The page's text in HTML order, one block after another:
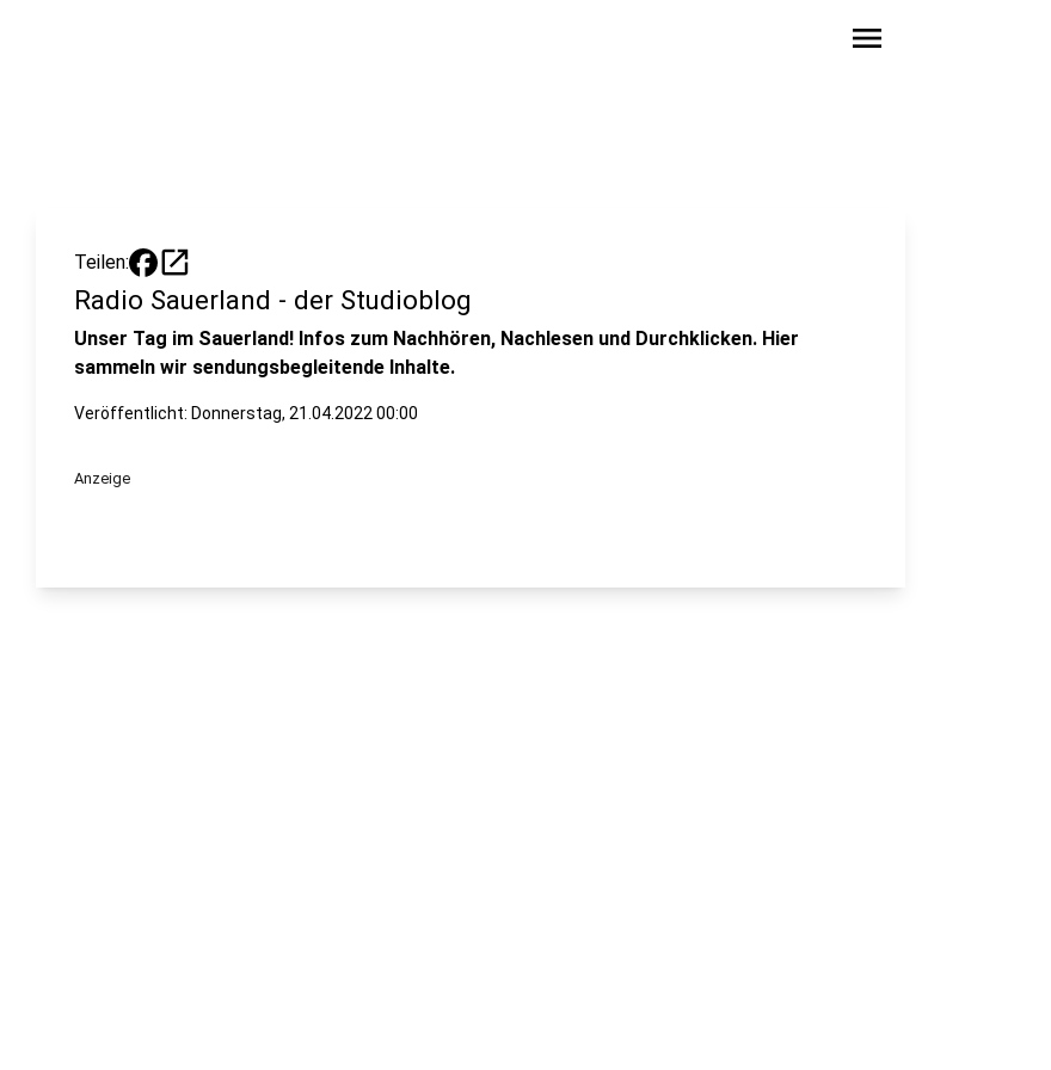
menu
Teilen: open_in_new
Radio Sauerland - der Studioblog
Unser Tag im Sauerland! Infos zum Nachhören, Nachlesen und Durchklicken. Hier
sammeln wir sendungsbegleitende Inhalte.
Veröffentlicht: Donnerstag, 21.04.2022 00:00
Anzeige